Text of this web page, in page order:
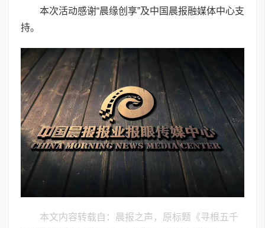
本次活动感谢“晨缘创享”及中国晨报融媒体中心支
持。
本文内容转载自：晨报之声，原标题《寻根五千